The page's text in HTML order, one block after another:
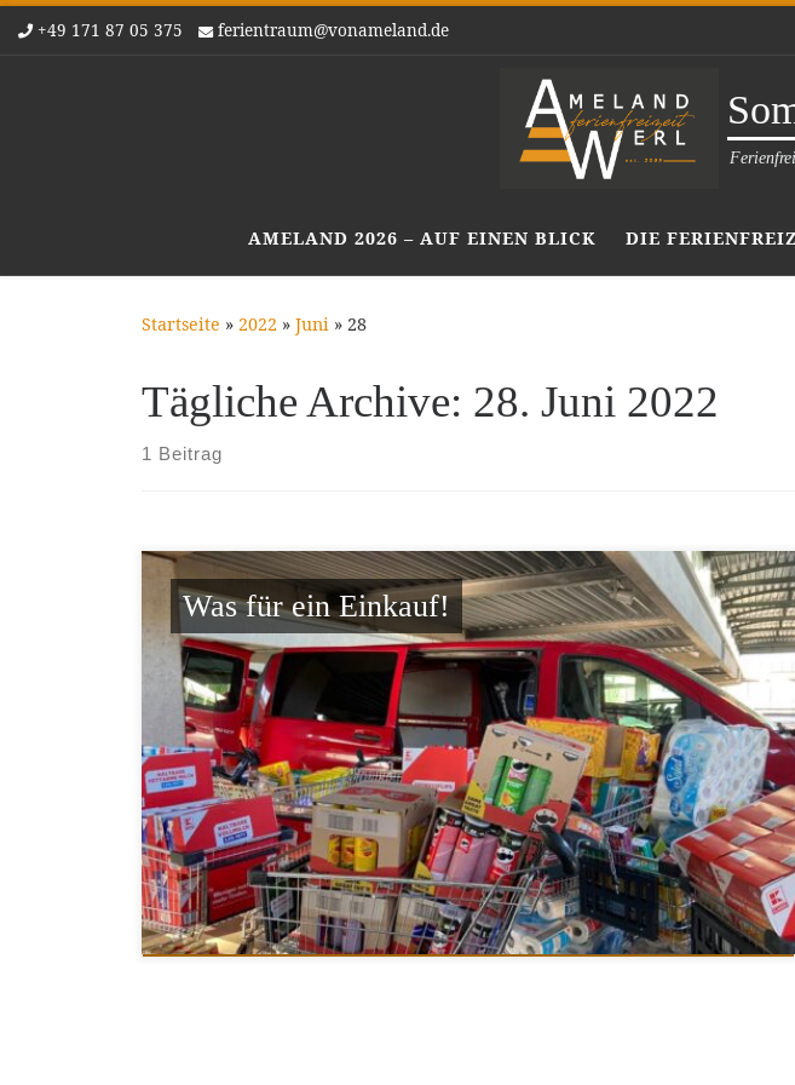
Zum Inhalt springen
+49 171 87 05 375 ferientraum@vonameland.de
AMELAND 2026 – AUF EINEN BLICK DIE
Startseite » 2022 » Juni » 28
Tägliche Archive: 28. Juni 2022
1 Beitrag
Was für ein Einkauf!